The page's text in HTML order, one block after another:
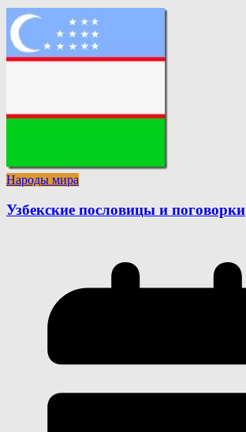
Народы мира
Узбекские пословицы и поговорки